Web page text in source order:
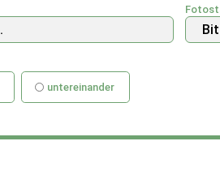
untereinander